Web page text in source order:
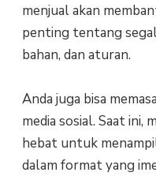
menjual akan
penting tentang
bahan, dan aturan.
Anda juga bisa
media sosial. Saat ini,
hebat untuk
dalam format yang